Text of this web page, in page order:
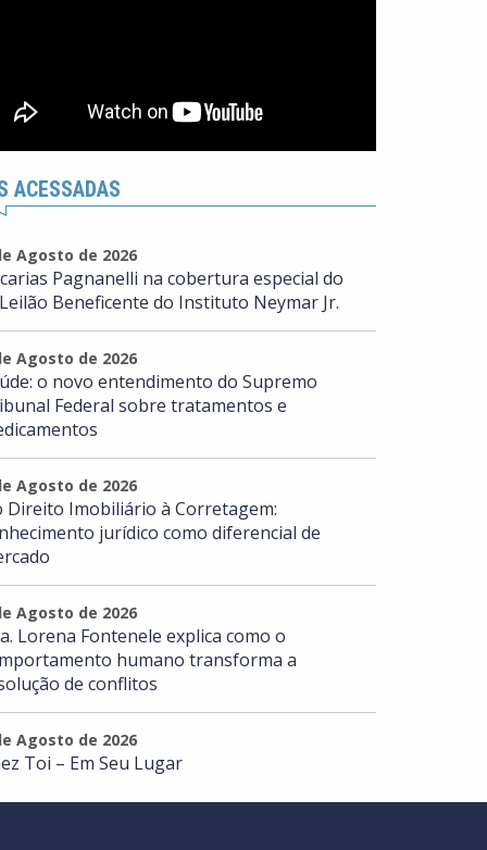
ACESSADAS
Agosto de 2026
Pagnanelli na cobertura especial do
Leilão Beneficente do Instituto Neymar Jr.
Agosto de 2026
o novo entendimento do Supremo
Federal sobre tratamentos e
Agosto de 2026
Direito Imobiliário à Corretagem:
jurídico como diferencial de
Agosto de 2026
Lorena Fontenele explica como o
humano transforma a
de conflitos
Agosto de 2026
Toi – Em Seu Lugar